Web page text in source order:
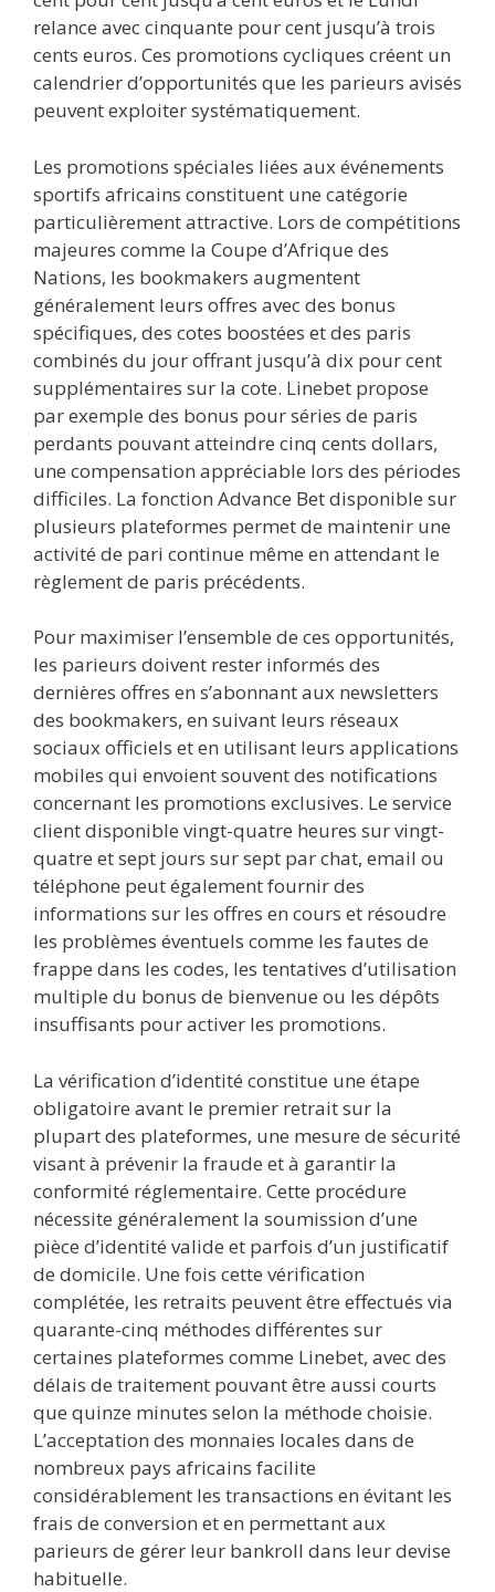
relance avec cinquante pour cent jusqu’à trois
cents euros. Ces promotions cycliques créent un
calendrier d’opportunités que les parieurs avisés
peuvent exploiter systématiquement.
Les promotions spéciales liées aux événements
sportifs africains constituent une catégorie
particulièrement attractive. Lors de compétitions
majeures comme la Coupe d’Afrique des
Nations, les bookmakers augmentent
généralement leurs offres avec des bonus
spécifiques, des cotes boostées et des paris
combinés du jour offrant jusqu’à dix pour cent
supplémentaires sur la cote. Linebet propose
par exemple des bonus pour séries de paris
perdants pouvant atteindre cinq cents dollars,
une compensation appréciable lors des périodes
difficiles. La fonction Advance Bet disponible sur
plusieurs plateformes permet de maintenir une
activité de pari continue même en attendant le
règlement de paris précédents.
Pour maximiser l’ensemble de ces opportunités,
les parieurs doivent rester informés des
dernières offres en s’abonnant aux newsletters
des bookmakers, en suivant leurs réseaux
sociaux officiels et en utilisant leurs applications
mobiles qui envoient souvent des notifications
concernant les promotions exclusives. Le service
client disponible vingt-quatre heures sur vingt-
quatre et sept jours sur sept par chat, email ou
téléphone peut également fournir des
informations sur les offres en cours et résoudre
les problèmes éventuels comme les fautes de
frappe dans les codes, les tentatives d’utilisation
multiple du bonus de bienvenue ou les dépôts
insuffisants pour activer les promotions.
La vérification d’identité constitue une étape
obligatoire avant le premier retrait sur la
plupart des plateformes, une mesure de sécurité
visant à prévenir la fraude et à garantir la
conformité réglementaire. Cette procédure
nécessite généralement la soumission d’une
pièce d’identité valide et parfois d’un justificatif
de domicile. Une fois cette vérification
complétée, les retraits peuvent être effectués via
quarante-cinq méthodes différentes sur
certaines plateformes comme Linebet, avec des
délais de traitement pouvant être aussi courts
que quinze minutes selon la méthode choisie.
L’acceptation des monnaies locales dans de
nombreux pays africains facilite
considérablement les transactions en évitant les
frais de conversion et en permettant aux
parieurs de gérer leur bankroll dans leur devise
habituelle.